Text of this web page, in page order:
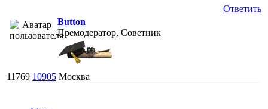
Ответить
Button
Премодератор, Советник
11769 10905 Москва